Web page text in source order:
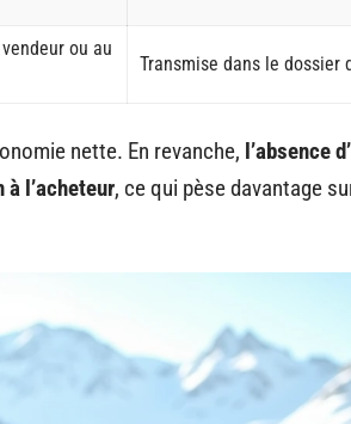
ou au
Transmise dans le dossier
nette. En revanche, l’absence
l’acheteur, ce qui pèse davantage